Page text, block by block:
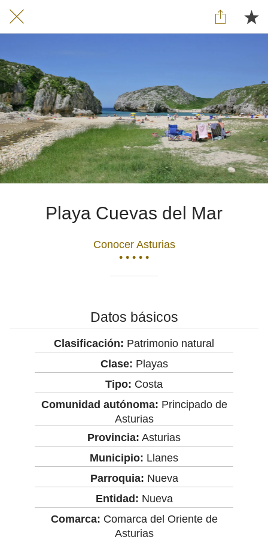
Playa Cuevas del Mar
Conocer Asturias
• • • • •
Datos básicos
Clasificación: Patrimonio natural
Clase: Playas
Tipo: Costa
Comunidad autónoma: Principado de
Asturias
Provincia: Asturias
Municipio: Llanes
Parroquia: Nueva
Entidad: Nueva
Comarca: Comarca del Oriente de
Asturias